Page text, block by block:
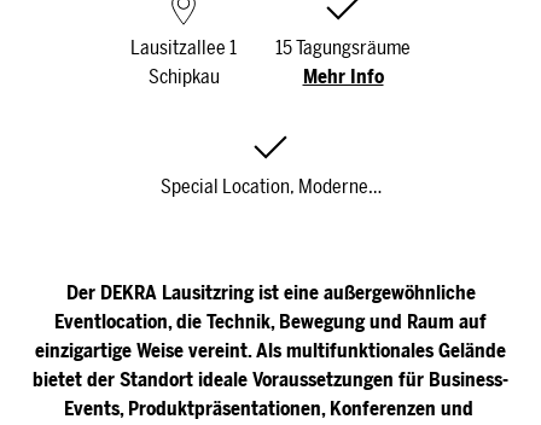
Lausitzallee 1
Schipkau
15 Tagungsräume
Mehr Info
Special Location, Moderne…
Der DEKRA Lausitzring ist eine außergewöhnliche
Eventlocation, die Technik, Bewegung und Raum auf
einzigartige Weise vereint. Als multifunktionales Gelände
bietet der Standort ideale Voraussetzungen für Business-
Events, Produktpräsentationen, Konferenzen und